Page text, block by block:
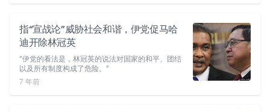
指“宣战论”威胁社会和谐，伊党促马哈
迪开除林冠英
“伊党的看法是，林冠英的说法对国家的和平、团结
以及所有制度构成了危险。”
7 年前